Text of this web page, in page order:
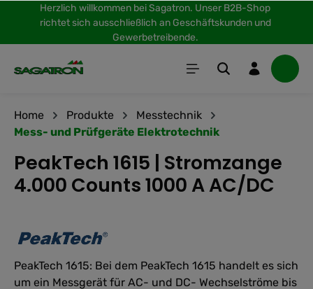
springen
Herzlich willkommen bei Sagatron. Unser B2B-Shop
richtet sich ausschließlich an Geschäftskunden und
Gewerbetreibende.
Home Produkte
Messtechnik
Mess- und Prüfgeräte Elektrotechnik
PeakTech 1615 | Stromzange
4.000 Counts 1000 A AC/DC
PeakTech 1615: Bei dem PeakTech 1615 handelt es sich
um ein Messgerät für AC- und DC- Wechselströme bis